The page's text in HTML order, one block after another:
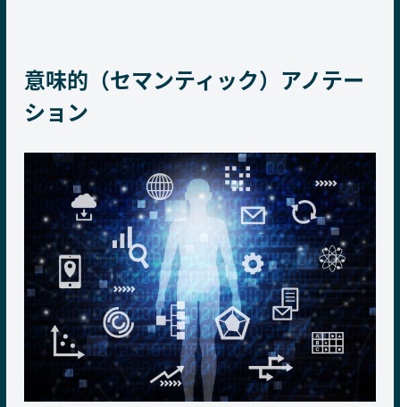
意味的（セマンティック）アノテー
ション